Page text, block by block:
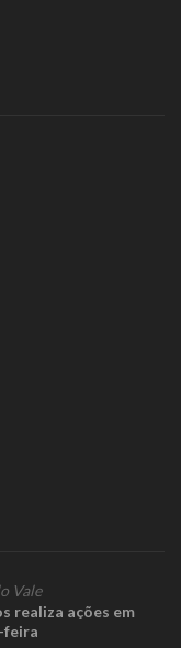
Vale
realiza ações em
feira